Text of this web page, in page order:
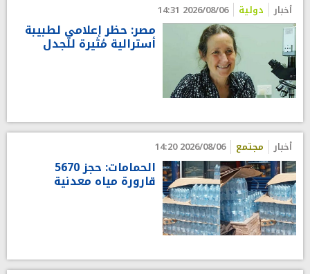
أخبار دولية 2026/08/06 14:31
مصر: حظر إعلامي لطبيبة
أسترالية مُثيرة للجدل
أخبار مجتمع 2026/08/06 14:20
الحمامات: حجز 5670
قارورة مياه معدنية